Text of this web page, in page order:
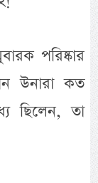
পরিষ্কার
উনারা কত
ছিলেন, তা